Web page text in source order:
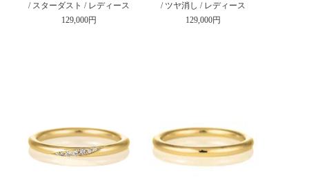
/ スターダスト / レディース
129,000円
/ ツヤ消し / レディース
129,000円